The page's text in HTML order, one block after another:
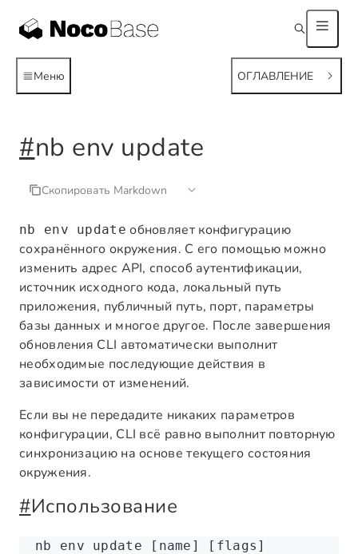
Меню ОГЛАВЛЕНИЕ
#nb env update
Скопировать Markdown
nb env update обновляет конфигурацию
сохранённого окружения. С его помощью можно
изменить адрес API, способ аутентификации,
источник исходного кода, локальный путь
приложения, публичный путь, порт, параметры
базы данных и многое другое. После завершения
обновления CLI автоматически выполнит
необходимые последующие действия в
зависимости от изменений.
Если вы не передадите никаких параметров
конфигурации, CLI всё равно выполнит повторную
синхронизацию на основе текущего состояния
окружения.
#Использование
nb env update [name] [flags]